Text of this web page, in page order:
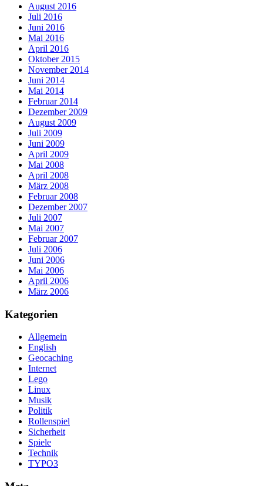
August 2016
Juli 2016
Juni 2016
Mai 2016
April 2016
Oktober 2015
November 2014
Juni 2014
Mai 2014
Februar 2014
Dezember 2009
August 2009
Juli 2009
Juni 2009
April 2009
Mai 2008
April 2008
März 2008
Februar 2008
Dezember 2007
Juli 2007
Mai 2007
Februar 2007
Juli 2006
Juni 2006
Mai 2006
April 2006
März 2006
Kategorien
Allgemein
English
Geocaching
Internet
Lego
Linux
Musik
Politik
Rollenspiel
Sicherheit
Spiele
Technik
TYPO3